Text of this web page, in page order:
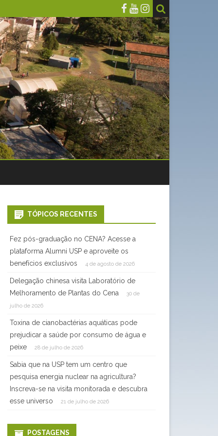
TÓPICOS RECENTES
Fez pós-graduação no CENA? Acesse a
plataforma Alumni USP e aproveite os
benefícios exclusivos
4 de agosto de 2026
Delegação chinesa visita Laboratório de
Melhoramento de Plantas do Cena
30 de
julho de 2026
Toxina de cianobactérias aquáticas pode
prejudicar a saúde por consumo de água e
peixe
28 de julho de 2026
Sabia que na USP tem um centro que
pesquisa energia nuclear na agricultura?
Inscreva-se na visita monitorada e descubra
esse universo
21 de julho de 2026
POSTAGENS